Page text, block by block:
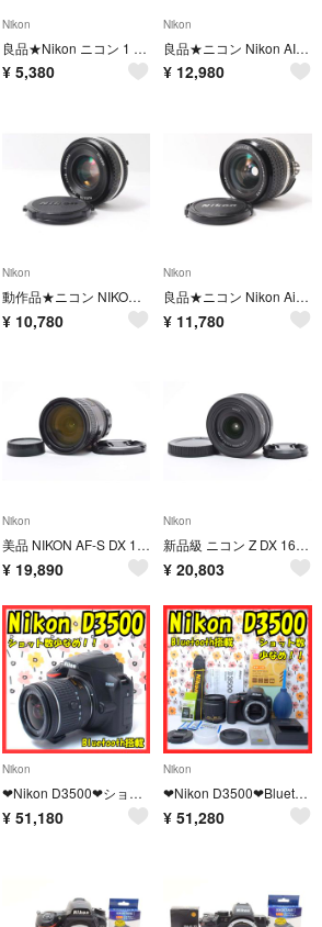
Nikon
良品★Nikon ニコン 1 J1 ボディ★6441
¥ 5,380
Nikon
良品★ニコン Nikon AI-S NIKKOR 50mm F1.8★6390
¥ 12,980
Nikon
動作品★ニコン NIKON Ai-S NIKKOR 50mm F1.8★6343
¥ 10,780
Nikon
良品★ニコン Nikon Ai-s Nikkor 24mm F2.8★6344
¥ 11,780
Nikon
美品 NIKON AF-S DX 18-200mm F3.5-5.6G H424
¥ 19,890
Nikon
新品級 ニコン Z DX 16-50mm F3.5-6.3 ブラック H405
¥ 20,803
Nikon
❤Nikon D3500❤ショット数少なめ！❤Bluetooth搭載❤美品
¥ 51,180
Nikon
❤Nikon D3500❤Bluetooth搭載❤美品❤ショット数少なめ！❤
¥ 51,280